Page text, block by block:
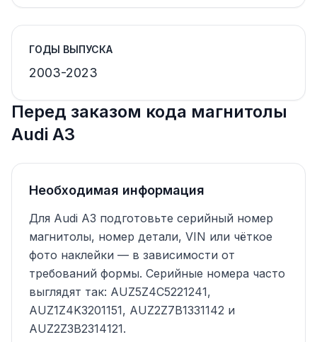
ГОДЫ ВЫПУСКА
2003-2023
Перед заказом кода магнитолы
Audi A3
Необходимая информация
Для Audi A3 подготовьте серийный номер
магнитолы, номер детали, VIN или чёткое
фото наклейки — в зависимости от
требований формы. Серийные номера часто
выглядят так: AUZ5Z4C5221241,
AUZ1Z4K3201151, AUZ2Z7B1331142 и
AUZ2Z3B2314121.